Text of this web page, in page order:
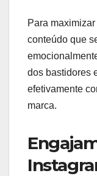
Para
conteúdo que
dos bastidores
efetivamente
marca.